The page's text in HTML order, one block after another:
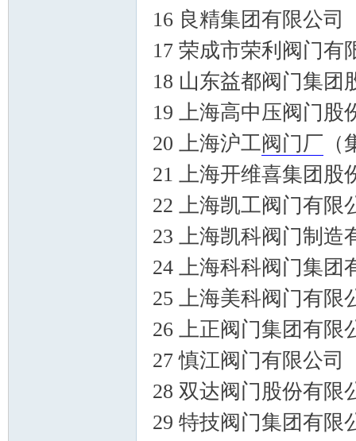
16 良精集团有限公司
17 荣成市荣利阀门有
18 山东益都阀门集团
19 上海高中压阀门股
20 上海沪工阀门厂
21 上海开维喜集团股
22 上海凯工阀门有限
23 上海凯科阀门制造
24 上海科科阀门集团
25 上海美科阀门有限
26 上正阀门集团有限
27 慎江阀门有限公司
28 双达阀门股份有限
29 特技阀门集团有限